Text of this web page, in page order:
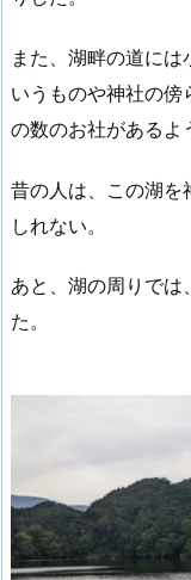
また、湖畔の道に
いうものや神社の傍
の数のお社があるよ
昔の人は、この湖を
しれない。
あと、湖の周りでは
た。